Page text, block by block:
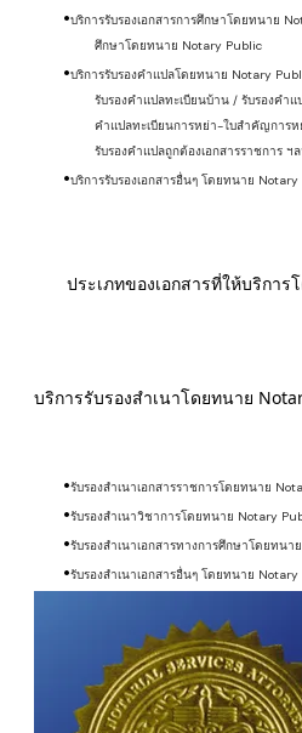
บริการรับรองเอกสารการศึกษาโดยทนาย
ศึกษาโดยทนาย Notary Public
บริการรับรองคำแปลโดยทนาย Notary
รับรองคำแปลทะเบียนบ้าน / รับรองคำ
คำแปลทะเบียนการหย่า-ใบสำคัญการ
รับรองคำแปลถูกต้องเอกสารราชการ ฯ
บริการรับรองเอกสารอื่นๆ โดยทนาย
ประเภทของเอกสารที่ให้บริกา
บริการรับรองสำเนาโดยทนาย
รับรองสำเนาเอกสารราชการโดยทนาย
รับรองสำเนาวิชาการโดยทนาย Notary
รับรองสำเนาเอกสารทางการศึกษาโดยทน
รับรองสำเนาเอกสารอื่นๆ โดยทนาย